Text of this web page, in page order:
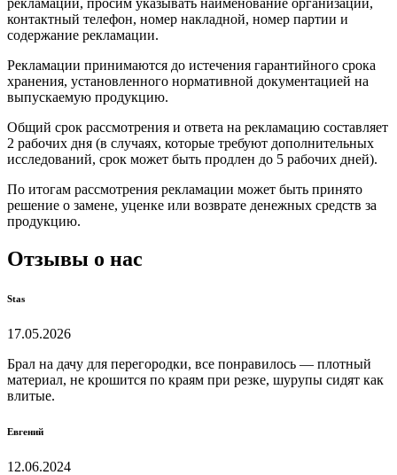
рекламации, просим указывать наименование организации,
контактный телефон, номер накладной, номер партии и
содержание рекламации.
Рекламации принимаются до истечения гарантийного срока
хранения, установленного нормативной документацией на
выпускаемую продукцию.
Общий срок рассмотрения и ответа на рекламацию составляет
2 рабочих дня (в случаях, которые требуют дополнительных
исследований, срок может быть продлен до 5 рабочих дней).
По итогам рассмотрения рекламации может быть принято
решение о замене, уценке или возврате денежных средств за
продукцию.
Отзывы о нас
Stas
17.05.2026
Брал на дачу для перегородки, все понравилось — плотный
материал, не крошится по краям при резке, шурупы сидят как
влитые.
Евгений
12.06.2024